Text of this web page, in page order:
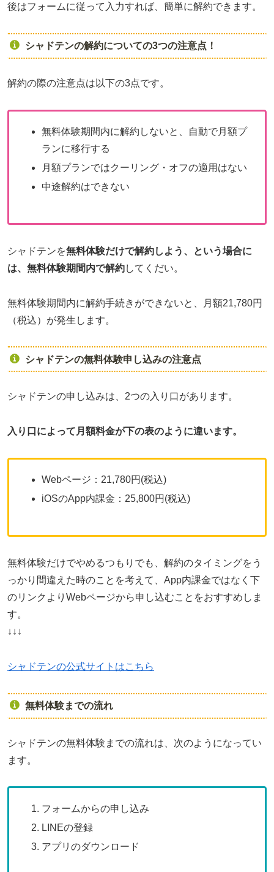
後はフォームに従って入力すれば、簡単に解約できます。
シャドテンの解約についての3つの注意点！
解約の際の注意点は以下の3点です。
無料体験期間内に解約しないと、自動で月額プ
ランに移行する
月額プランではクーリング・オフの適用はない
中途解約はできない
シャドテンを無料体験だけで解約しよう、という場合に
は、無料体験期間内で解約してくだい。
無料体験期間内に解約手続きができないと、月額21,780円
（税込）が発生します。
シャドテンの無料体験申し込みの注意点
シャドテンの申し込みは、2つの入り口があります。
入り口によって月額料金が下の表のように違います。
Webページ：21,780円(税込)
iOSのApp内課金：25,800円(税込)
無料体験だけでやめるつもりでも、解約のタイミングをう
っかり間違えた時のことを考えて、App内課金ではなく下
のリンクよりWebページから申し込むことをおすすめしま
す。
↓↓↓
シャドテンの公式サイトはこちら
無料体験までの流れ
シャドテンの無料体験までの流れは、次のようになってい
ます。
フォームからの申し込み
LINEの登録
アプリのダウンロード